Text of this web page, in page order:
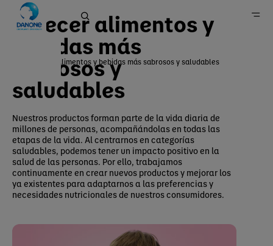
Página principal
Impacto
Ofrecer alimentos y bebidas más sabrosos y saludables
Ofrecer alimentos y
bebidas más
sabrosos y
saludables
Nuestros productos forman parte de la vida diaria de
millones de personas, acompañándolas en todas las
etapas de la vida. Al centrarnos en categorías
saludables, podemos tener un impacto positivo en la
salud de las personas. Por ello, trabajamos
continuamente en crear nuevos productos y mejorar los
ya existentes para adaptarnos a las preferencias y
necesidades nutricionales de nuestros consumidores.